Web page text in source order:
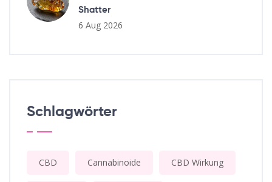
Shatter
6 Aug 2026
Schlagwörter
CBD Cannabinoide CBD Wirkung